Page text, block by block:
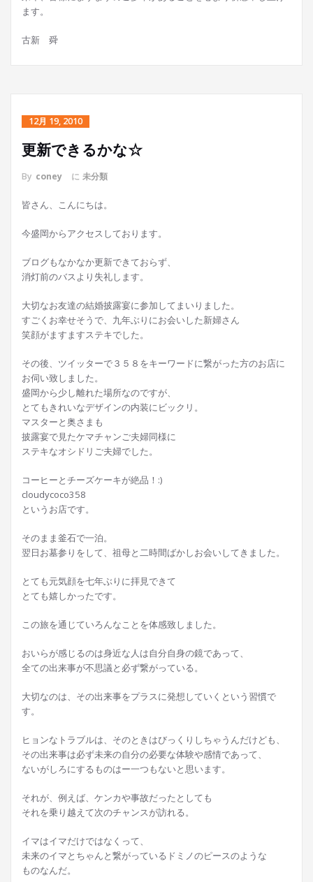
ます。
古新 舜
12月 19, 2010
更新できるかな☆
By coney に 未分類
皆さん、こんにちは。
今盛岡からアクセスしております。
ブログもなかなか更新できておらず、
消灯前のバスより失礼します。
大切なお友達の結婚披露宴に参加してまいりました。
すごくお幸せそうで、九年ぶりにお会いした新婦さん
笑顔がますますステキでした。
その後、ツイッターで３５８をキーワードに繋がった方のお店に
お伺い致しました。
盛岡から少し離れた場所なのですが、
とてもきれいなデザインの内装にビックリ。
マスターと奥さまも
披露宴で見たケマチャンご夫婦同様に
ステキなオシドリご夫婦でした。
コーヒーとチーズケーキが絶品！:)
cloudycoco358
というお店です。
そのまま釜石で一泊。
翌日お墓参りをして、祖母と二時間ばかしお会いしてきました。
とても元気顔を七年ぶりに拝見できて
とても嬉しかったです。
この旅を通じていろんなことを体感致しました。
おいらが感じるのは身近な人は自分自身の鏡であって、
全ての出来事が不思議と必ず繋がっている。
大切なのは、その出来事をプラスに発想していくという習慣で
す。
ヒョンなトラブルは、そのときはびっくりしちゃうんだけども、
その出来事は必ず未来の自分の必要な体験や感情であって、
ないがしろにするものはー一つもないと思います。
それが、例えば、ケンカや事故だったとしても
それを乗り越えて次のチャンスが訪れる。
イマはイマだけではなくって、
未来のイマとちゃんと繋がっているドミノのピースのような
ものなんだ。